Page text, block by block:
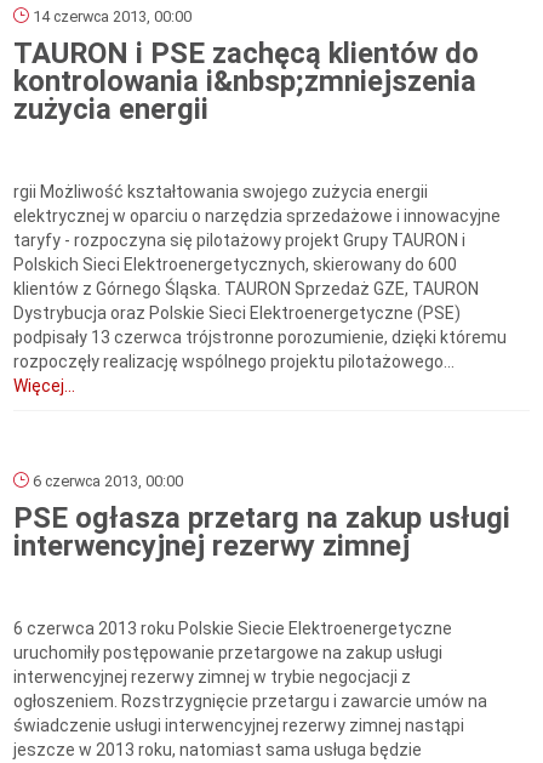
14 czerwca 2013, 00:00
TAURON i PSE zachęcą klientów do
kontrolowania i&nbsp;zmniejszenia
zużycia energii
rgii Możliwość kształtowania swojego zużycia energii
elektrycznej w oparciu o narzędzia sprzedażowe i innowacyjne
taryfy - rozpoczyna się pilotażowy projekt Grupy TAURON i
Polskich Sieci Elektroenergetycznych, skierowany do 600
klientów z Górnego Śląska. TAURON Sprzedaż GZE, TAURON
Dystrybucja oraz Polskie Sieci Elektroenergetyczne (PSE)
podpisały 13 czerwca trójstronne porozumienie, dzięki któremu
rozpoczęły realizację wspólnego projektu pilotażowego...
Więcej...
6 czerwca 2013, 00:00
PSE ogłasza przetarg na zakup usługi
interwencyjnej rezerwy zimnej
6 czerwca 2013 roku Polskie Siecie Elektroenergetyczne
uruchomiły postępowanie przetargowe na zakup usługi
interwencyjnej rezerwy zimnej w trybie negocjacji z
ogłoszeniem. Rozstrzygnięcie przetargu i zawarcie umów na
świadczenie usługi interwencyjnej rezerwy zimnej nastąpi
jeszcze w 2013 roku, natomiast sama usługa będzie